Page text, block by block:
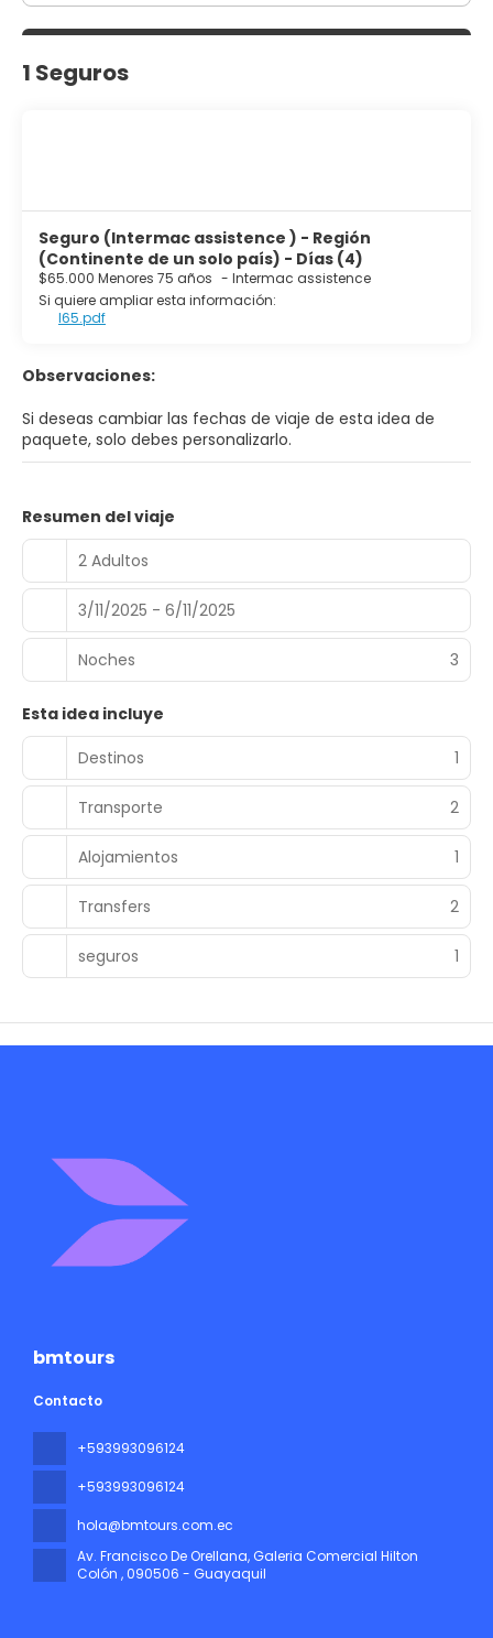
1 Seguros
Seguro (Intermac assistence ) - Región
(Continente de un solo país) - Días (4)
$65.000 Menores 75 años - Intermac assistence
Si quiere ampliar esta información:
I65.pdf
Observaciones:
Si deseas cambiar las fechas de viaje de esta idea de
paquete, solo debes personalizarlo.
Resumen del viaje
2 Adultos
3/11/2025 - 6/11/2025
Noches 3
Esta idea incluye
Destinos
1
Transporte 2
Alojamientos 1
Transfers 2
seguros 1
bmtours
Contacto
+593993096124
+593993096124
hola@bmtours.com.ec
Av. Francisco De Orellana, Galeria Comercial Hilton
Colón , 090506 - Guayaquil